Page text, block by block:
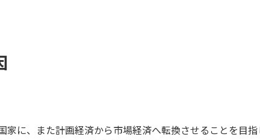
に、また計画経済から市場経済へ転換させることを目指